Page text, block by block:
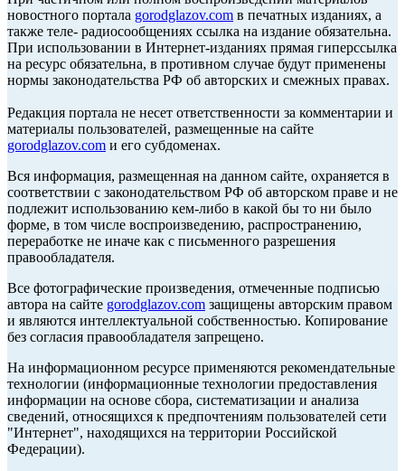
новостного портала gorodglazov.com в печатных изданиях, а
также теле- радиосообщениях ссылка на издание обязательна.
При использовании в Интернет-изданиях прямая гиперссылка
на ресурс обязательна, в противном случае будут применены
нормы законодательства РФ об авторских и смежных правах.
Редакция портала не несет ответственности за комментарии и
материалы пользователей, размещенные на сайте
gorodglazov.com и его субдоменах.
Вся информация, размещенная на данном сайте, охраняется в
соответствии с законодательством РФ об авторском праве и не
подлежит использованию кем-либо в какой бы то ни было
форме, в том числе воспроизведению, распространению,
переработке не иначе как с письменного разрешения
правообладателя.
Все фотографические произведения, отмеченные подписью
автора на сайте gorodglazov.com защищены авторским правом
и являются интеллектуальной собственностью. Копирование
без согласия правообладателя запрещено.
На информационном ресурсе применяются рекомендательные
технологии (информационные технологии предоставления
информации на основе сбора, систематизации и анализа
сведений, относящихся к предпочтениям пользователей сети
"Интернет", находящихся на территории Российской
Федерации).